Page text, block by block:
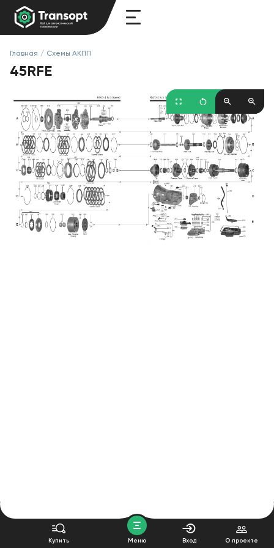
Главная / Схемы АКПП
45RFE
Купить Меню Вход О проекте